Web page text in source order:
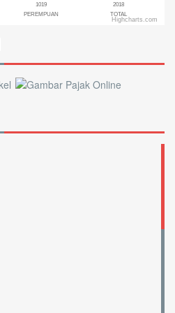
1019
PEREMPUAN
2018
TOTAL
Highcharts.com